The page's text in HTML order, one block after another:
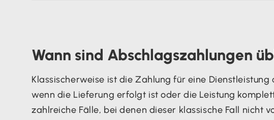
Wann sind Abschlagszahlungen
Klassischerweise ist die Zahlung für eine
wenn die Lieferung erfolgt ist oder die Leistung
zahlreiche Fälle, bei denen dieser klassische Fall nicht